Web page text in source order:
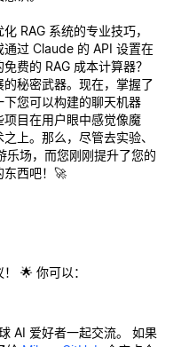
RAG 系统的专业技巧，
通过 Claude 的 API 设置在
费的 RAG 成本计算器？
秘密武器。现在，掌握了
您可以构建的聊天机器
目在用户眼中感觉像魔
上。那么，尽管去实验、
乐场，而您刚刚提升了您的
东西吧！🚀
🌟 你可以：
AI 爱好者一起交流。 如果